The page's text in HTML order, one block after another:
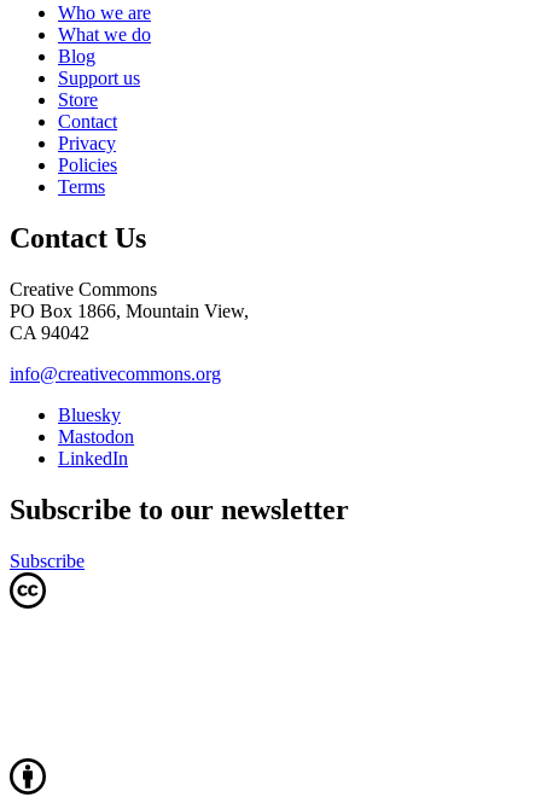
Who we are
What we do
Blog
Support us
Store
Contact
Privacy
Policies
Terms
Contact Us
Creative Commons
PO Box 1866, Mountain View,
CA 94042
info@creativecommons.org
Bluesky
Mastodon
LinkedIn
Subscribe to our newsletter
Subscribe